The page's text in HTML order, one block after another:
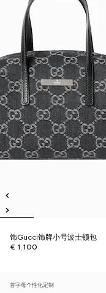
饰Gucci饰牌小号波士顿包
€ 1.100
首字母个性化定制